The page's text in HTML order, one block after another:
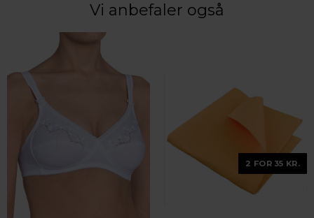
Vi anbefaler også
2 FOR 35 KR.